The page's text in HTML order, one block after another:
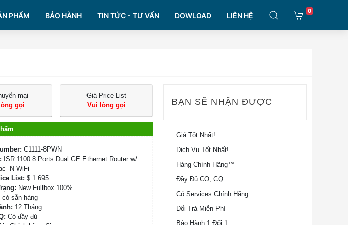
PHẨM BẢO HÀNH TIN TỨC - TƯ VẤN DOWLOAD LIÊN HỆ
0
mại
gọi
Giá Price List
Vui lòng gọi
C1111-8PWN
ISR 1100 8 Ports Dual GE Ethernet Router w/
-N WiFi
List: $ 1.695
New Fullbox 100%
có sẵn hàng
12 Tháng.
Có đầy đủ
BẠN SẼ NHẬN ĐƯỢC
Giá Tốt Nhất!
Dịch Vụ Tốt Nhất!
Hàng Chính Hãng™
Đầy Đủ CO, CQ
Có Services Chính Hãng
Đổi Trả Miễn Phí
Bảo Hành 1 Đổi 1